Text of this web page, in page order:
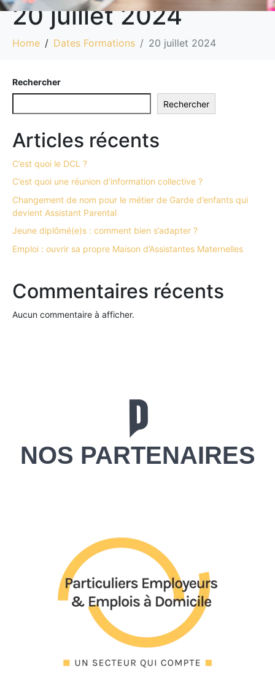
20 juillet 2024
Home Dates Formations 20 juillet 2024
Rechercher
Rechercher
Articles récents
C’est quoi le DCL ?
C’est quoi une réunion d’information collective ?
Changement de nom pour le métier de Garde d’enfants qui
devient Assistant Parental
Jeune diplômé(e)s : comment bien s’adapter ?
Emploi : ouvrir sa propre Maison d’Assistantes Maternelles
Commentaires récents
Aucun commentaire à afficher.
NOS PARTENAIRES